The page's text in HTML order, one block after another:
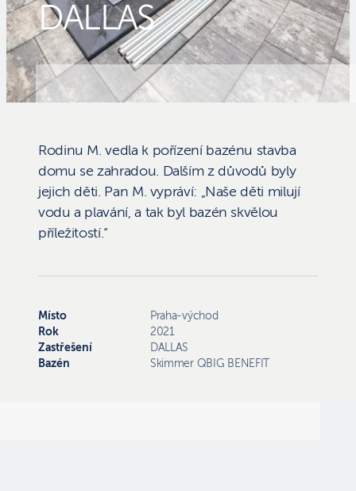
DALLAS
Rodinu M. vedla k pořízení bazénu stavba
domu se zahradou. Dalším z důvodů byly
jejich děti. Pan M. vypráví: „Naše děti milují
vodu a plavání, a tak byl bazén skvělou
příležitostí.“
Místo
Praha-východ
Rok
2021
Zastřešení
DALLAS
Bazén
Skimmer QBIG BENEFIT